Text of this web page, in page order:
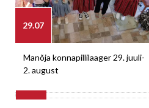
29.07
Manõja konnapillilaager 29. juuli-
2. august